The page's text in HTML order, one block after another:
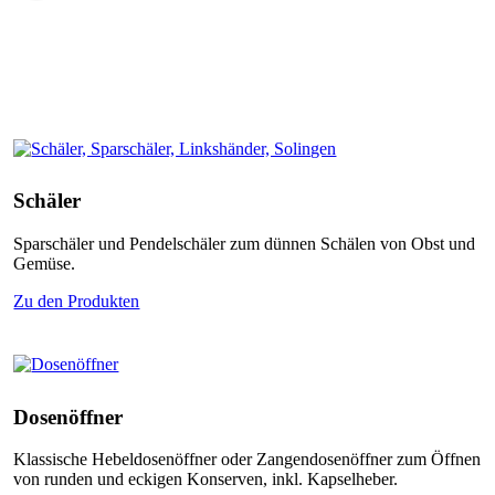
next
section
Schäler
Sparschäler und Pendelschäler zum dünnen Schälen von Obst und
Gemüse.
Zu den Produkten
Dosenöffner
Klassische Hebeldosenöffner oder Zangendosenöffner zum Öffnen
von runden und eckigen Konserven, inkl. Kapselheber.